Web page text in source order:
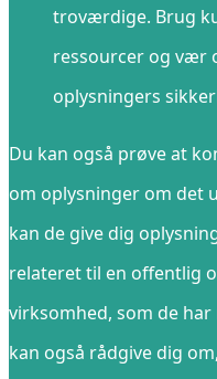
troværdige. Brug
ressourcer og vær
oplysningers
Du kan også prøve at
om oplysninger om det
kan de give dig
relateret til en offentlig
virksomhed, som de
kan også rådgive dig